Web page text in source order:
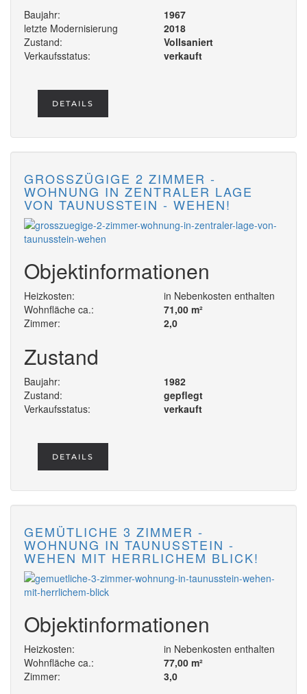
Baujahr:
1967
letzte Modernisierung
2018
Zustand:
Vollsaniert
Verkaufsstatus:
verkauft
DETAILS
GROSSZÜGIGE 2 ZIMMER - W
OHNUNG IN ZENTRALER LAGE V
ON TAUNUSSTEIN - WEHEN!
Objektinformationen
Heizkosten:
in Nebenkosten enthalten
Wohnfläche ca.:
71,00 m²
Zimmer:
2,0
Zustand
Baujahr:
1982
Zustand:
gepflegt
Verkaufsstatus:
verkauft
DETAILS
GEMÜTLICHE 3 ZIMMER -
WOHNUNG IN TAUNUSSTEIN -
WEHEN MIT HERRLICHEM BLICK!
Objektinformationen
Heizkosten:
in Nebenkosten enthalten
Wohnfläche ca.:
77,00 m²
Zimmer:
3,0